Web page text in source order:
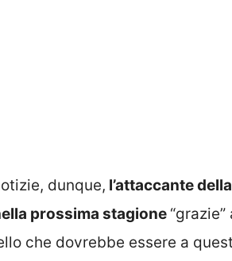
dunque, l’attaccante
prossima stagione “grazie”
che dovrebbe essere a